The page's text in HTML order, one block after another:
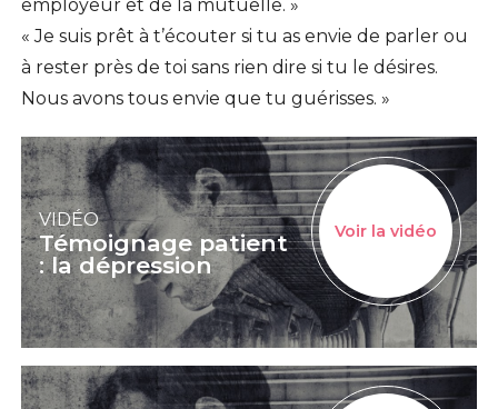
employeur et de la mutuelle. »
« Je suis prêt à t’écouter si tu as envie de parler ou
à rester près de toi sans rien dire si tu le désires.
Nous avons tous envie que tu guérisses. »
VIDÉO
Témoignage patient
: la dépression
Voir la vidéo